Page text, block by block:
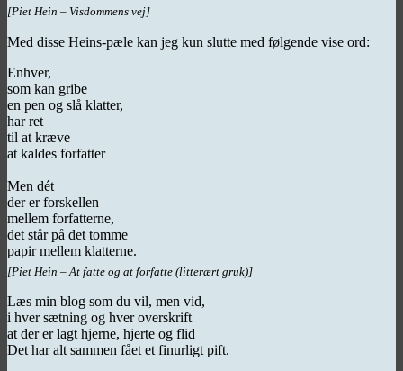
[Piet Hein – Visdommens vej]
Med disse Heins-pæle kan jeg kun slutte med følgende vise ord:
Enhver,
som kan gribe
en pen og slå klatter,
har ret
til at kræve
at kaldes forfatter
Men dét
der er forskellen
mellem forfatterne,
det står på det tomme
papir mellem klatterne.
[Piet Hein – At fatte og at forfatte (litterært gruk)]
Læs min blog som du vil, men vid,
i hver sætning og hver overskrift
at der er lagt hjerne, hjerte og flid
Det har alt sammen fået et finurligt pift.